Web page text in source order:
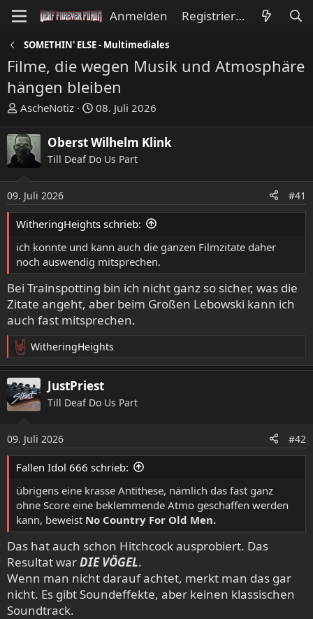
Anmelden Registrieren
SOMETHIN' ELSE - Multimediales
Filme, die wegen Musik und Atmosphäre
hängen bleiben
E
s
t
e
l
e
r
AscheNotiz
E
s
t
e
l
t
a
08. Juli 2026
Oberst Wilhelm Klink
Till Deaf Do Us Part
09. Juli 2026 #41
WitheringHeights schrieb:
ich konnte und kann auch die ganzen Filmzitate daher
noch auswendig mitsprechen.
Bei Trainspotting bin ich nicht ganz so sicher, was die
Zitate angeht, aber beim Großen Lebowski kann ich
auch fast mitsprechen.
R
e
a
k
t
n
e
n
WitheringHeights
JustPriest
Till Deaf Do Us Part
09. Juli 2026 #42
Fallen Idol 666 schrieb:
übrigens eine krasse Antithese, nämlich das fast ganz
ohne Score eine beklemmende Atmo geschaffen werden
kann, beweist No Country For Old Men.
Das hat auch schon Hitchcock ausprobiert. Das
Resultat warDIE VÖGEL.
Wenn man nicht darauf achtet, merkt man das gar
nicht. Es gibt Soundeffekte, aber keinen klassischen
Soundtrack.